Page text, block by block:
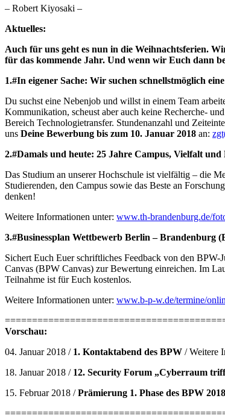
– Robert Kiyosaki –
Aktuelles:
Auch für uns geht es nun in die Weihnachtsferien.
für das kommende Jahr. Und wenn wir Euch dann
1.#In eigener Sache: Wir suchen schnellstmöglich
Du suchst eine Nebenjob und willst in einem Team
Kommunikation, scheust aber auch keine Recherche-
Bereich Technologietransfer. Stundenanzahl und
uns Deine Bewerbung bis zum 10. Januar 2018 an:
2.#Damals und heute: 25 Jahre Campus, Vielfalt
Das Studium an unserer Hochschule ist vielfältig – die
Studierenden, den Campus sowie das Beste an
denken!
Weitere Informationen unter: www.th-brandenburg.de/
3.#Businessplan Wettbewerb Berlin – Brandenburg
Sichert Euch Euer schriftliches Feedback von den
Canvas (BPW Canvas) zur Bewertung einreichen. Im
Teilnahme ist für Euch kostenlos.
Weitere Informationen unter: www.b-p-w.de/termine/
Vorschau:
04. Januar 2018 / 1. Kontaktabend des BPW / Weitere
18. Januar 2018 / 12. Security Forum „Cyberraum
15. Februar 2018 /Prämierung 1. Phase des BPW 2018